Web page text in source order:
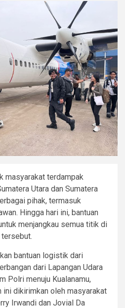
masyarakat terdampak
Utara dan Sumatera
pihak, termasuk
Hingga hari ini, bantuan
menjangkau semua titik di
bantuan logistik dari
dari Lapangan Udara
Polri menuju Kualanamu,
ini dikirimkan oleh masyarakat
Irwandi dan Jovial Da